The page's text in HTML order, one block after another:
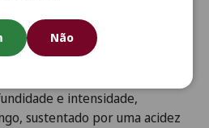
sua precisão e frescura, com
e um perfil seco. No
e intensidade,
sustentado por uma acidez
Não